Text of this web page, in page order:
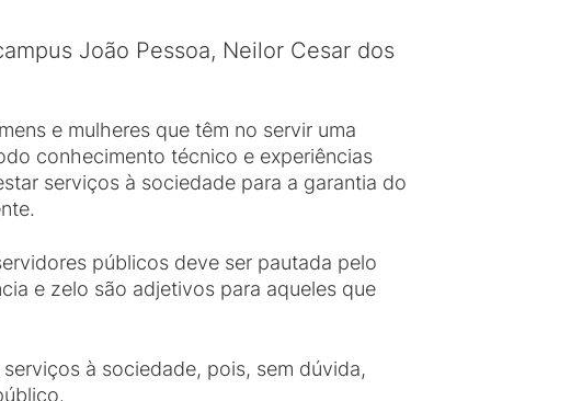
João Pessoa, Neilor Cesar dos
e mulheres que têm no servir uma
conhecimento técnico e experiências
serviços à sociedade para a garantia do
públicos deve ser pautada pelo
e zelo são adjetivos para aqueles que
à sociedade, pois, sem dúvida,